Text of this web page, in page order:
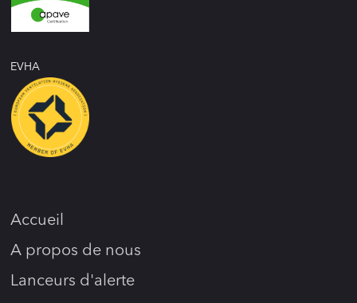
EVHA
Accueil
A propos de nous
Lanceurs d'alerte